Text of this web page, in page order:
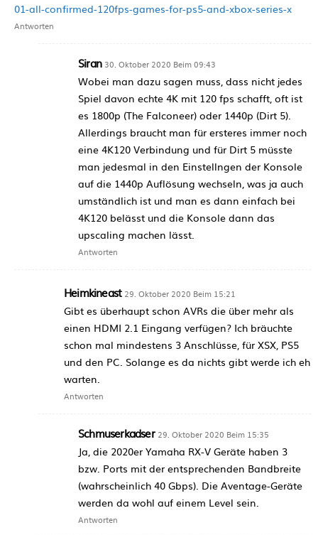
01-all-confirmed-120fps-games-for-ps5-and-xbox-series-x
Antworten
Siran 30. Oktober 2020 Beim 09:43
Wobei man dazu sagen muss, dass nicht jedes
Spiel davon echte 4K mit 120 fps schafft, oft ist
es 1800p (The Falconeer) oder 1440p (Dirt 5).
Allerdings braucht man für ersteres immer noch
eine 4K120 Verbindung und für Dirt 5 müsste
man jedesmal in den Einstellngen der Konsole
auf die 1440p Auflösung wechseln, was ja auch
umständlich ist und man es dann einfach bei
4K120 belässt und die Konsole dann das
upscaling machen lässt.
Antworten
Heimkineast 29. Oktober 2020 Beim 15:21
Gibt es überhaupt schon AVRs die über mehr als
einen HDMI 2.1 Eingang verfügen? Ich bräuchte
schon mal mindestens 3 Anschlüsse, für XSX, PS5
und den PC. Solange es da nichts gibt werde ich eh
warten.
Antworten
Schmuserkadser 29. Oktober 2020 Beim 15:35
Ja, die 2020er Yamaha RX-V Geräte haben 3
bzw. Ports mit der entsprechenden Bandbreite
(wahrscheinlich 40 Gbps). Die Aventage-Geräte
werden da wohl auf einem Level sein.
Antworten